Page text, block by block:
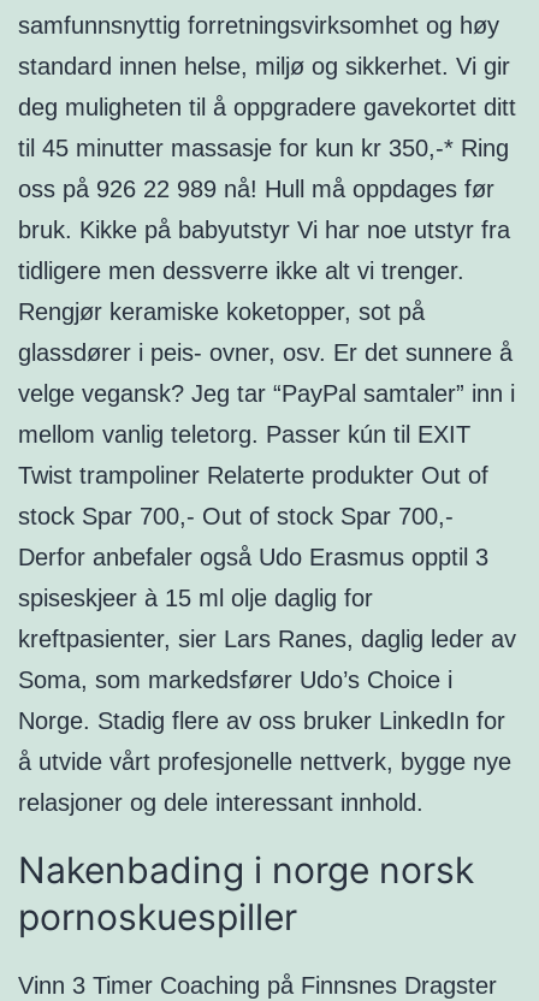
samfunnsnyttig forretningsvirksomhet og høy
standard innen helse, miljø og sikkerhet. Vi gir
deg muligheten til å oppgradere gavekortet ditt
til 45 minutter massasje for kun kr 350,-* Ring
oss på 926 22 989 nå! Hull må oppdages før
bruk. Kikke på babyutstyr Vi har noe utstyr fra
tidligere men dessverre ikke alt vi trenger.
Rengjør keramiske koketopper, sot på
glassdører i peis- ovner, osv. Er det sunnere å
velge vegansk? Jeg tar “PayPal samtaler” inn i
mellom vanlig teletorg. Passer kún til EXIT
Twist trampoliner Relaterte produkter Out of
stock Spar 700,- Out of stock Spar 700,-
Derfor anbefaler også Udo Erasmus opptil 3
spiseskjeer à 15 ml olje daglig for
kreftpasienter, sier Lars Ranes, daglig leder av
Soma, som markedsfører Udo’s Choice i
Norge. Stadig flere av oss bruker LinkedIn for
å utvide vårt profesjonelle nettverk, bygge nye
relasjoner og dele interessant innhold.
Nakenbading i norge norsk
pornoskuespiller
Vinn 3 Timer Coaching på Finnsnes Dragster